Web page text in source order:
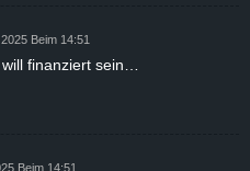
Beim 14:51
finanziert sein…
Beim 14:51